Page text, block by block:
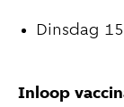
Dinsdag
Inloop